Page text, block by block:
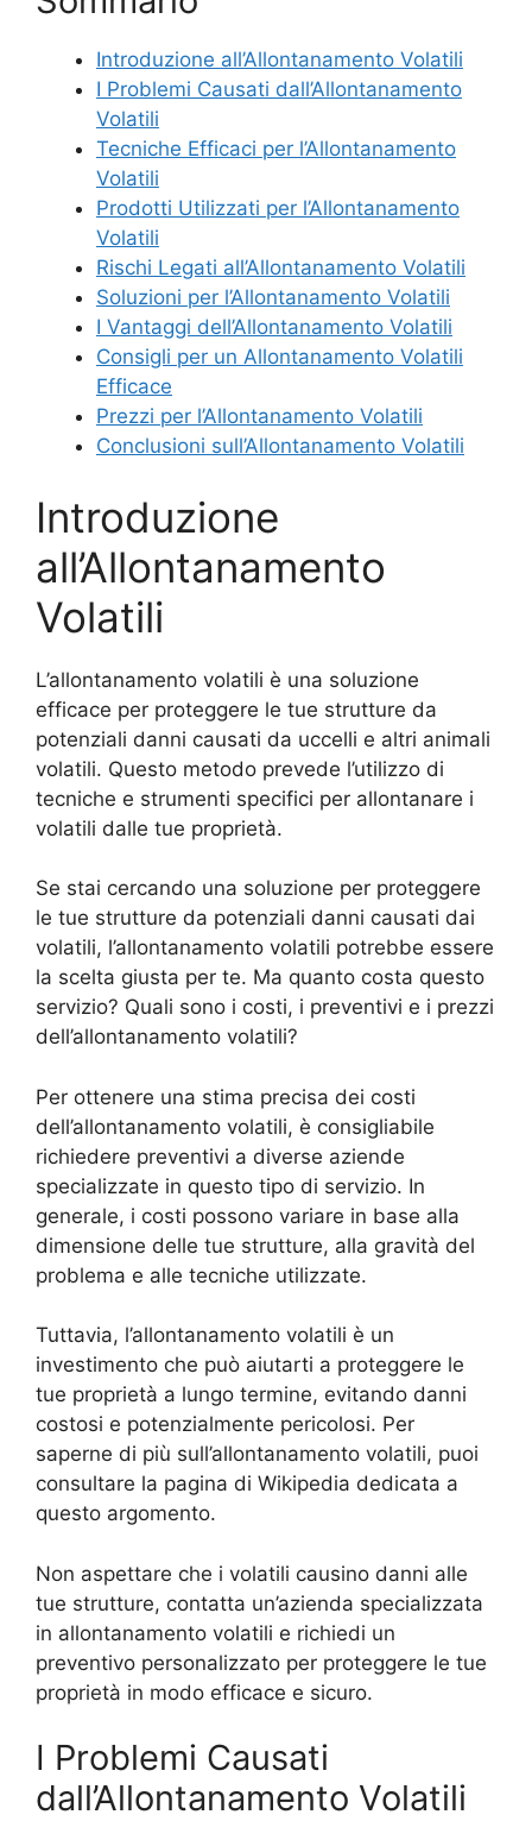
Introduzione all’Allontanamento Volatili
I Problemi Causati dall’Allontanamento
Volatili
Tecniche Efficaci per l’Allontanamento
Volatili
Prodotti Utilizzati per l’Allontanamento
Volatili
Rischi Legati all’Allontanamento Volatili
Soluzioni per l’Allontanamento Volatili
I Vantaggi dell’Allontanamento Volatili
Consigli per un Allontanamento Volatili
Efficace
Prezzi per l’Allontanamento Volatili
Conclusioni sull’Allontanamento Volatili
Introduzione
all’Allontanamento
Volatili
L’allontanamento volatili è una soluzione
efficace per proteggere le tue strutture da
potenziali danni causati da uccelli e altri animali
volatili. Questo metodo prevede l’utilizzo di
tecniche e strumenti specifici per allontanare i
volatili dalle tue proprietà.
Se stai cercando una soluzione per proteggere
le tue strutture da potenziali danni causati dai
volatili, l’allontanamento volatili potrebbe essere
la scelta giusta per te. Ma quanto costa questo
servizio? Quali sono i costi, i preventivi e i prezzi
dell’allontanamento volatili?
Per ottenere una stima precisa dei costi
dell’allontanamento volatili, è consigliabile
richiedere preventivi a diverse aziende
specializzate in questo tipo di servizio. In
generale, i costi possono variare in base alla
dimensione delle tue strutture, alla gravità del
problema e alle tecniche utilizzate.
Tuttavia, l’allontanamento volatili è un
investimento che può aiutarti a proteggere le
tue proprietà a lungo termine, evitando danni
costosi e potenzialmente pericolosi. Per
saperne di più sull’allontanamento volatili, puoi
consultare la pagina di Wikipedia dedicata a
questo argomento.
Non aspettare che i volatili causino danni alle
tue strutture, contatta un’azienda specializzata
in allontanamento volatili e richiedi un
preventivo personalizzato per proteggere le tue
proprietà in modo efficace e sicuro.
I Problemi Causati
dall’Allontanamento Volatili